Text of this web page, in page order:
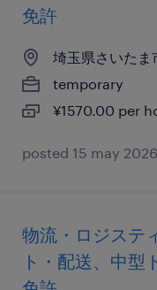
免許
埼玉県さいたま
temporary
¥1570.00 per
posted 15 may 2026
物流・ロジステ
ト・配送、中型